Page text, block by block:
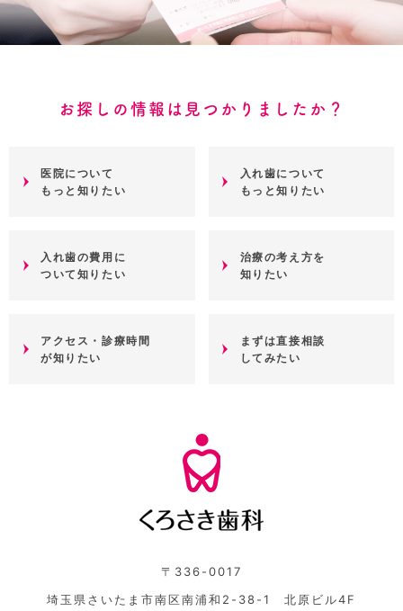
お探しの情報は見つかりましたか？
医院について
もっと知りたい
入れ歯について
もっと知りたい
入れ歯の費用に
ついて知りたい
治療の考え方を
知りたい
アクセス・診療時間
が知りたい
まずは直接相談
してみたい
〒336-0017
埼玉県さいたま市南区南浦和2-38-1 北原ビル4F